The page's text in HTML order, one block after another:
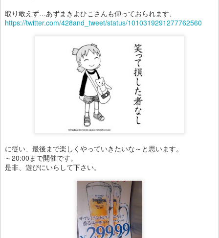
取り敢えず…あずまきよひこさんも仰っておられます、
https://twitter.com/428and_tweet/status/1010319291277762560
に従い、最後まで楽しくやっていきたいな～と思います。
～20:00まで開催です。
是非、遊びにいらして下さい。